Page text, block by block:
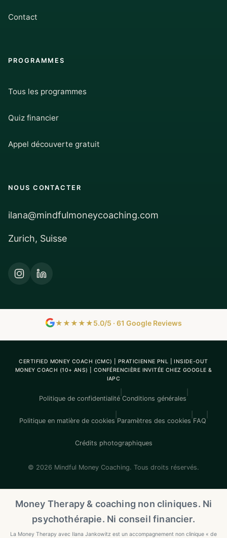
Contact
PROGRAMMES
Tous les programmes
Quiz financier
Appel découverte gratuit
NOUS CONTACTER
ilana@mindfulmoneycoaching.com
Zurich, Suisse
★★★★★5.0/5 · 61 Google Reviews
CERTIFIED MONEY COACH (CMC) | PRATICIENNE PNL | INSIDE-OUT
MONEY COACH (10+ ANS) | CONFÉRENCIÈRE INVITÉE CHEZ GOOGLE &
IAPC
Politique de confidentialité Conditions générales
Politique en matière de cookies Paramètres des cookies FAQ
Crédits photographiques
© 2026 Mindful Money Coaching. Tous droits réservés.
Money Therapy & coaching non cliniques. Ni
psychothérapie. Ni conseil financier.
La Money Therapy avec Ilana Jankowitz est un accompagnement non clinique « de